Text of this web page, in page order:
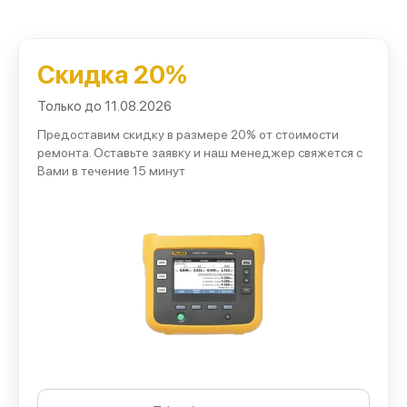
рассчитываем смету заранее и согласовываем сроки
обслуживания до начала работ;
работы;
организуем срочный ремонт Fluke, когда прибор
Такой подход сокращает простой техники и сохраняет
точность измерений.
Работы, выполняемые в нашем
сервисном центре
Скидка 20%
Только до 11.08.2026
Предоставим скидку в размере 20% от стоимости
ремонта. Оставьте заявку и наш менеджер свяжется с
Вами в течение 15 минут